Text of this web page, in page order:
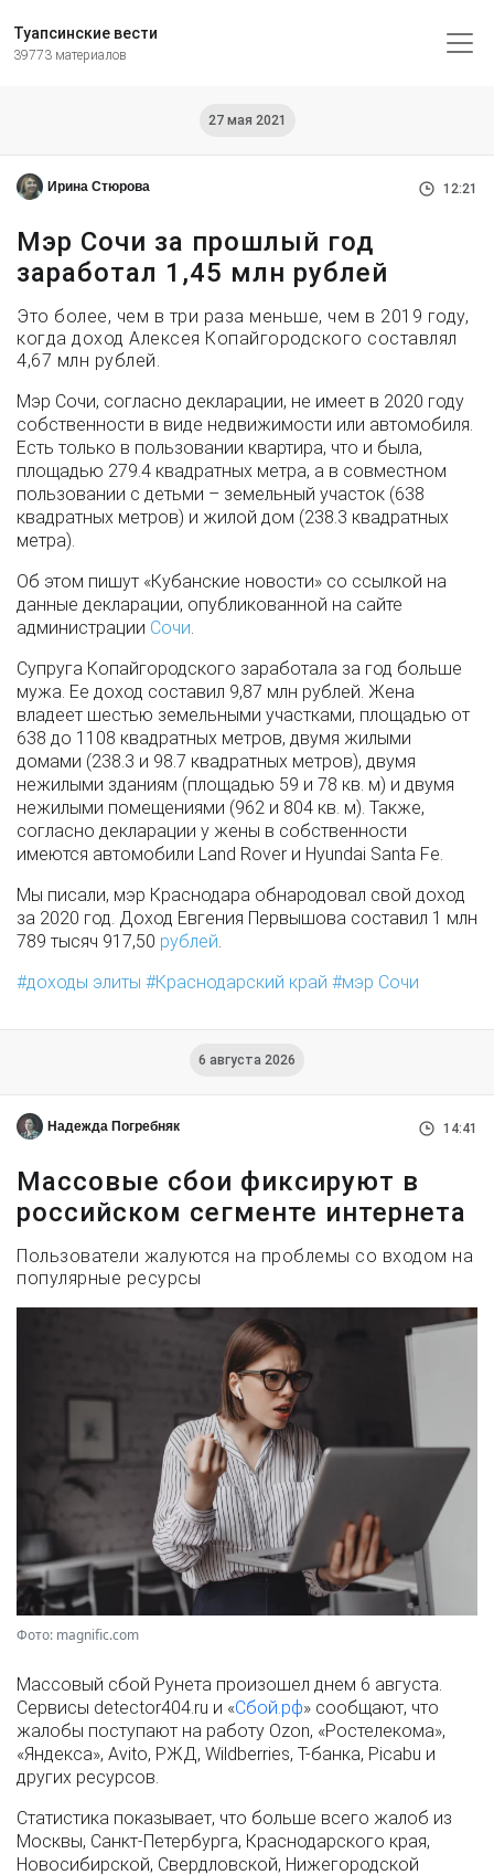
Туапсинские вести
39773 материалов
27 мая 2021
Ирина Стюрова 12:21
Мэр Сочи за прошлый год
заработал 1,45 млн рублей
Это более, чем в три раза меньше, чем в 2019 году,
когда доход Алексея Копайгородского составлял
4,67 млн рублей.
Мэр Сочи, согласно декларации, не имеет в 2020 году
собственности в виде недвижимости или автомобиля.
Есть только в пользовании квартира, что и была,
площадью 279.4 квадратных метра, а в совместном
пользовании с детьми – земельный участок (638
квадратных метров) и жилой дом (238.3 квадратных
метра).
Об этом пишут «Кубанские новости» со ссылкой на
данные декларации, опубликованной на сайте
администрации Сочи.
Супруга Копайгородского заработала за год больше
мужа. Ее доход составил 9,87 млн рублей. Жена
владеет шестью земельными участками, площадью от
638 до 1108 квадратных метров, двумя жилыми
домами (238.3 и 98.7 квадратных метров), двумя
нежилыми зданиям (площадью 59 и 78 кв. м) и двумя
нежилыми помещениями (962 и 804 кв. м). Также,
согласно декларации у жены в собственности
имеются автомобили Land Rover и Hyundai Santa Fe.
Мы писали, мэр Краснодара обнародовал свой доход
за 2020 год. Доход Евгения Первышова составил 1 млн
789 тысяч 917,50 рублей.
доходы элиты
Краснодарский край мэр Сочи
6 августа 2026
Надежда Погребняк 14:41
Массовые сбои фиксируют в
российском сегменте интернета
Пользователи жалуются на проблемы со входом на
популярные ресурсы
Фото: magnific.com
Массовый сбой Рунета произошел днем 6 августа.
Сервисы detector404.ru и «Сбой.рф» сообщают, что
жалобы поступают на работу Ozon, «Ростелекома»,
«Яндекса», Avito, РЖД, Wildberries, Т-банка, Picabu и
других ресурсов.
Статистика показывает, что больше всего жалоб из
Москвы, Санкт-Петербурга, Краснодарского края,
Новосибирской, Свердловской, Нижегородской